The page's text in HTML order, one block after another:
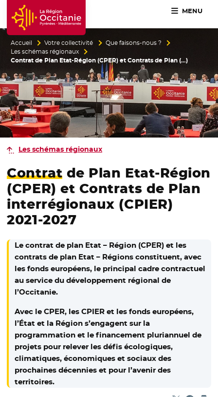
Accueil Région Occitanie / Pyrénées-Méditerranée
MENU
Accueil Votre collectivité
Que faisons-nous ?
Les schémas régionaux
Contrat de Plan Etat-Région (CPER) et Contrats de Plan (…)
Les schémas régionaux
Contrat de Plan Etat-Région
(CPER) et Contrats de Plan
interrégionaux (CPIER)
2021-2027
Le contrat de plan Etat – Région (CPER) et les
contrats de plan Etat – Régions constituent, avec
les fonds européens, le principal cadre contractuel
au service du développement régional de
l’Occitanie.
Avec le CPER, les CPIER et les fonds européens,
l’État et la Région s’engagent sur la
programmation et le financement pluriannuel de
projets pour relever les défis écologiques,
climatiques, économiques et sociaux des
prochaines décennies et pour l’avenir des
territoires.